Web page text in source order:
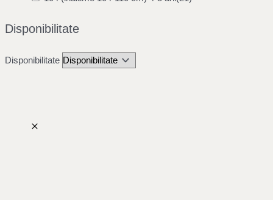
Disponibilitate
Disponibilitate